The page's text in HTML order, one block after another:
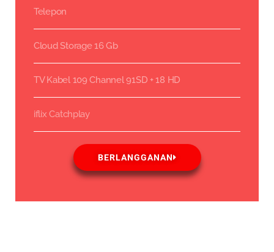
Telepon
Cloud Storage 16 Gb
TV Kabel 109 Channel 91SD + 18 HD
iflix Catchplay
BERLANGGANAN